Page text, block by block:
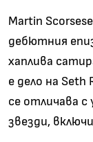
Martin
дебютния
хаплива
е дело на Seth
се отличава с
звезди,